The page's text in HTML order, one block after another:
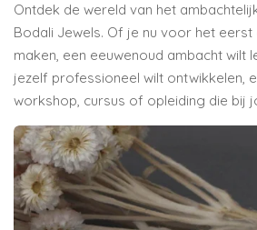
Ontdek de wereld van het
Bodali Jewels. Of je nu voor het eerst
maken, een eeuwenoud ambacht wilt
jezelf professioneel wilt ontwikkelen,
workshop, cursus of opleiding die bij